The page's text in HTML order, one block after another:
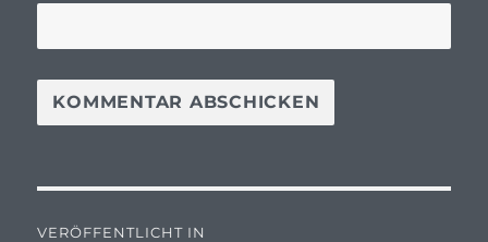
VERÖFFENTLICHT IN